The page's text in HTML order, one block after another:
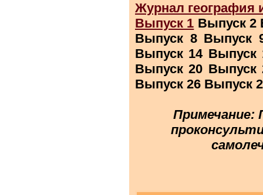
Журнал география
Выпуск 1 Выпуск 2
Выпуск 8 Выпуск
Выпуск 14 Выпуск
Выпуск 20 Выпуск
Выпуск 26 Выпуск
Примечание: